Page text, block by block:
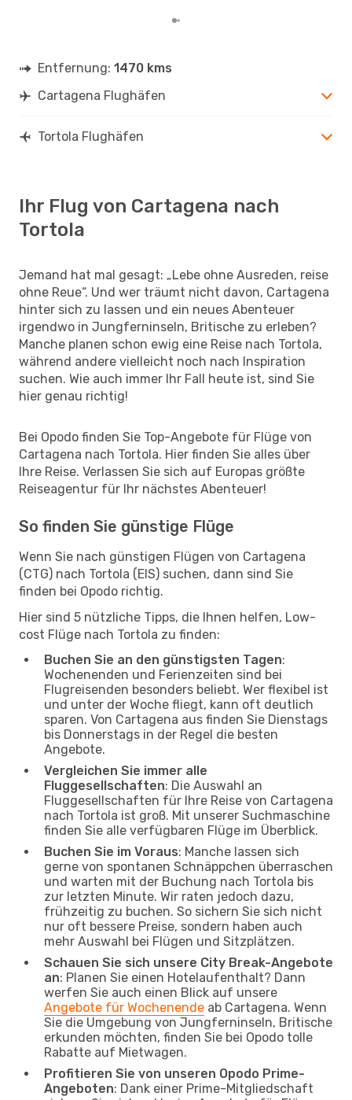
Entfernung: 1470 kms
Cartagena Flughäfen
Tortola Flughäfen
Ihr Flug von Cartagena nach
Tortola
Jemand hat mal gesagt: „Lebe ohne Ausreden, reise
ohne Reue“. Und wer träumt nicht davon, Cartagena
hinter sich zu lassen und ein neues Abenteuer
irgendwo in Jungferninseln, Britische zu erleben?
Manche planen schon ewig eine Reise nach Tortola,
während andere vielleicht noch nach Inspiration
suchen. Wie auch immer Ihr Fall heute ist, sind Sie
hier genau richtig!
Bei Opodo finden Sie Top-Angebote für Flüge von
Cartagena nach Tortola. Hier finden Sie alles über
Ihre Reise. Verlassen Sie sich auf Europas größte
Reiseagentur für Ihr nächstes Abenteuer!
So finden Sie günstige Flüge
Wenn Sie nach günstigen Flügen von Cartagena
(CTG) nach Tortola (EIS) suchen, dann sind Sie
finden bei Opodo richtig.
Hier sind 5 nützliche Tipps, die Ihnen helfen, Low-
cost Flüge nach Tortola zu finden:
Buchen Sie an den günstigsten Tagen:
Wochenenden und Ferienzeiten sind bei
Flugreisenden besonders beliebt. Wer flexibel ist
und unter der Woche fliegt, kann oft deutlich
sparen. Von Cartagena aus finden Sie Dienstags
bis Donnerstags in der Regel die besten
Angebote.
Vergleichen Sie immer alle
Fluggesellschaften: Die Auswahl an
Fluggesellschaften für Ihre Reise von Cartagena
nach Tortola ist groß. Mit unserer Suchmaschine
finden Sie alle verfügbaren Flüge im Überblick.
Buchen Sie im Voraus: Manche lassen sich
gerne von spontanen Schnäppchen überraschen
und warten mit der Buchung nach Tortola bis
zur letzten Minute. Wir raten jedoch dazu,
frühzeitig zu buchen. So sichern Sie sich nicht
nur oft bessere Preise, sondern haben auch
mehr Auswahl bei Flügen und Sitzplätzen.
Schauen Sie sich unsere City Break-Angebote
an: Planen Sie einen Hotelaufenthalt? Dann
werfen Sie auch einen Blick auf unsere
Angebote für Wochenende ab Cartagena. Wenn
Sie die Umgebung von Jungferninseln, Britische
erkunden möchten, finden Sie bei Opodo tolle
Rabatte auf Mietwagen.
Profitieren Sie von unseren Opodo Prime-
Angeboten: Dank einer Prime-Mitgliedschaft